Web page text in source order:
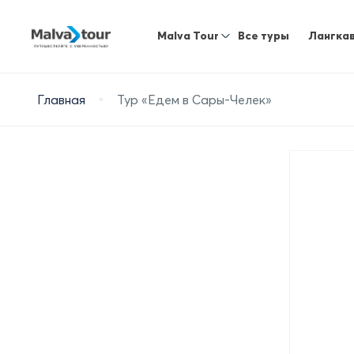
Malva Tour Все туры
Главная Тур «Едем в Сары-Челек»